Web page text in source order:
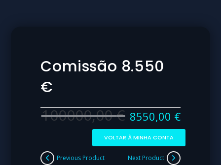
Comissão 8.550
€
100000,00€ 8550,00 €
VOLTAR À MINHA CONTA
Previous Product Next Product